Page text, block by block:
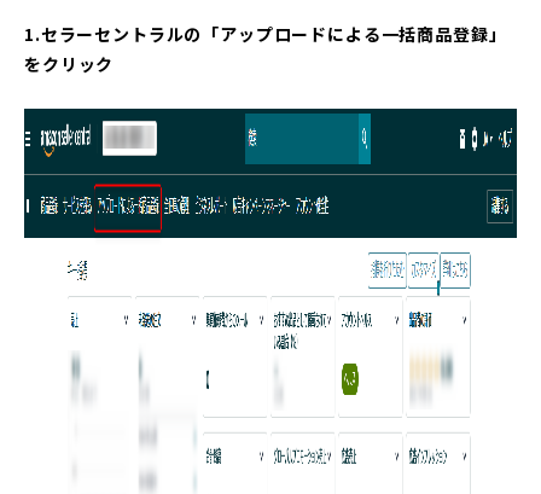
1.セラーセントラルの「アップロードによる一括商品登録」
をクリック